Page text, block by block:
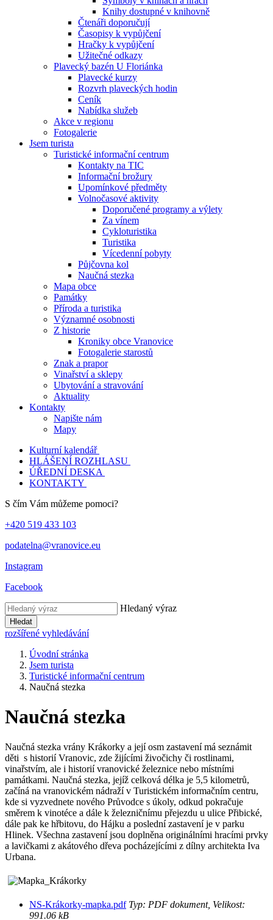
Knihy dostupné v knihovně
Čtenáři doporučují
Časopisy k vypůjčení
Hračky k vypůjčení
Užitečné odkazy
Plavecký bazén U Floriánka
Plavecké kurzy
Rozvrh plaveckých hodin
Ceník
Nabídka služeb
Akce v regionu
Fotogalerie
Jsem turista
Turistické informační centrum
Kontakty na TIC
Informační brožury
Upomínkové předměty
Volnočasové aktivity
Doporučené programy a výlety
Za vínem
Cykloturistika
Turistika
Vícedenní pobyty
Půjčovna kol
Naučná stezka
Mapa obce
Památky
Příroda a turistika
Významné osobnosti
Z historie
Kroniky obce Vranovice
Fotogalerie starostů
Znak a prapor
Vinařství a sklepy
Ubytování a stravování
Aktuality
Kontakty
Napište nám
Mapy
Kulturní kalendář
HLÁŠENÍ ROZHLASU
ÚŘEDNÍ DESKA
KONTAKTY
S čím Vám můžeme pomoci?
+420 519 433 103
podatelna@vranovice.eu
Instagram
Facebook
Hledaný výraz
Hledat
rozšířené vyhledávání
Úvodní stránka
Jsem turista
Turistické informační centrum
Naučná stezka
Naučná stezka
Naučná stezka vrány Krákorky a její osm zastavení má seznámit
děti s historií Vranovic, zde žijícími živočichy či rostlinami,
vinařstvím, ale i historií vranovické železnice nebo místními
památkami. Naučná stezka, jejíž celková délka je 5,5 kilometrů,
začíná na vranovickém nádraží v Turistickém informačním centru,
kde si vyzvednete nového Průvodce s úkoly, odkud pokračuje
směrem k vinotéce a dále k železničnímu přejezdu u ulice Přibické,
dále pak ke hřbitovu, do Hájku a poslední zastavení je v parku
Hlinek. Všechna zastavení jsou doplněna originálními hracími prvky
a lavičkami z akátového dřeva pocházejícími z dílny architekta Iva
Urbana.
NS-Krákorky-mapka.pdfTyp: PDF dokument, Velikost:
991.06 kB